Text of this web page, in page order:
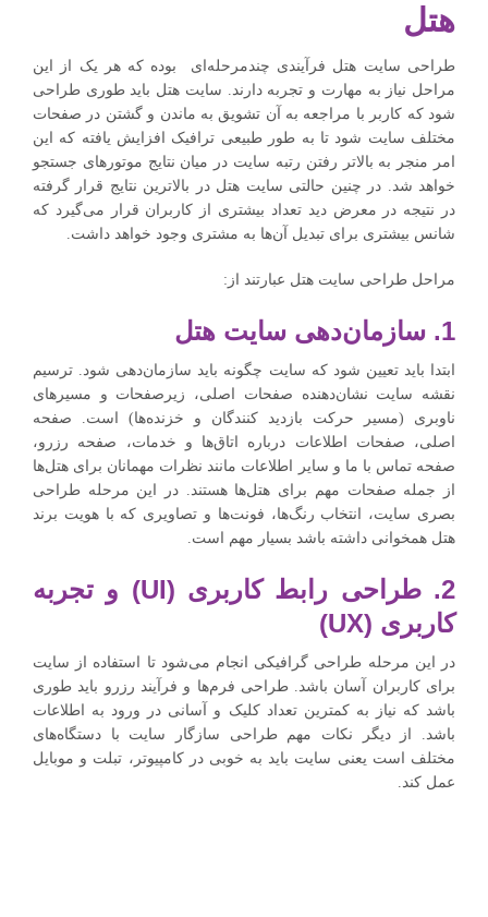
هتل
طراحی سایت هتل فرآیندی چندمرحله‌ای بوده که هر یک از این
مراحل نیاز به مهارت و تجربه دارند. سایت هتل باید طوری طراحی
شود که کاربر با مراجعه به آن تشویق به ماندن و گشتن در صفحات
مختلف سایت شود تا به طور طبیعی ترافیک افزایش یافته که این
امر منجر به بالاتر رفتن رتبه سایت در میان نتایج موتورهای جستجو
خواهد شد. در چنین حالتی سایت هتل در بالاترین نتایج قرار گرفته
در نتیجه در معرض دید تعداد بیشتری از کاربران قرار می‌گیرد که
شانس بیشتری برای تبدیل آن‌ها به مشتری وجود خواهد داشت.
مراحل طراحی سایت هتل عبارتند از:
1. سازمان‌دهی سایت هتل
ابتدا باید تعیین شود که سایت چگونه باید سازمان‌دهی شود. ترسیم
نقشه سایت نشان‌دهنده صفحات اصلی، زیرصفحات و مسیرهای
ناوبری (مسیر حرکت بازدید کنندگان و خزنده‌ها) است. صفحه
اصلی، صفحات اطلاعات درباره اتاق‌ها و خدمات، صفحه رزرو،
صفحه تماس با ما و سایر اطلاعات مانند نظرات مهمانان برای هتل‌ها
از جمله صفحات مهم برای هتل‌ها هستند. در این مرحله طراحی
بصری سایت، انتخاب رنگ‌ها، فونت‌ها و تصاویری که با هویت برند
هتل همخوانی داشته باشد بسیار مهم است.
2. طراحی رابط کاربری (UI) و تجربه
کاربری (UX)
در این مرحله طراحی گرافیکی انجام می‌شود تا استفاده از سایت
برای کاربران آسان باشد. طراحی فرم‌ها و فرآیند رزرو باید طوری
باشد که نیاز به کمترین تعداد کلیک و آسانی در ورود به اطلاعات
باشد. از دیگر نکات مهم طراحی سازگار سایت با دستگاه‌های
مختلف است یعنی سایت باید به ‌خوبی در کامپیوتر، تبلت و موبایل
عمل کند.